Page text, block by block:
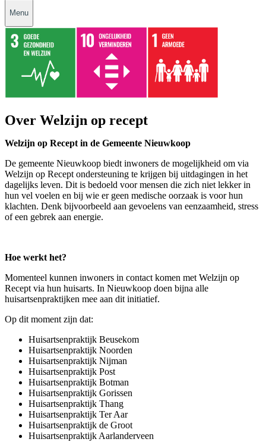
Menu
Over Welzijn op recept
Welzijn op Recept in de Gemeente Nieuwkoop
De gemeente Nieuwkoop biedt inwoners de mogelijkheid om via
Welzijn op Recept ondersteuning te krijgen bij uitdagingen in het
dagelijks leven. Dit is bedoeld voor mensen die zich niet lekker in
hun vel voelen en bij wie er geen medische oorzaak is voor hun
klachten. Denk bijvoorbeeld aan gevoelens van eenzaamheid, stress
of een gebrek aan energie.
Hoe werkt het?
Momenteel kunnen inwoners in contact komen met Welzijn op
Recept via hun huisarts. In Nieuwkoop doen bijna alle
huisartsenpraktijken mee aan dit initiatief.
Op dit moment zijn dat:
Huisartsenpraktijk Beusekom
Huisartsenpraktijk Noorden
Huisartsenpraktijk Nijman
Huisartsenpraktijk Post
Huisartsenpraktijk Botman
Huisartsenpraktijk Gorissen
Huisartsenpraktijk Thang
Huisartsenpraktijk Ter Aar
Huisartsenpraktijk de Groot
Huisartsenpraktijk Aarlanderveen